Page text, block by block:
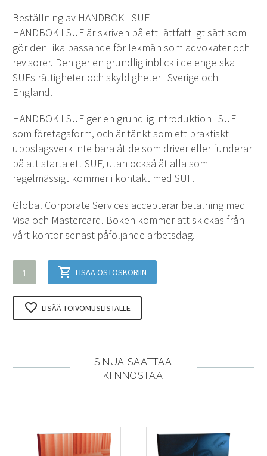
Beställning av HANDBOK I SUF
HANDBOK I SUF är skriven på ett lättfattligt sätt som
gör den lika passande för lekmän som advokater och
revisorer. Den ger en grundlig inblick i de engelska
SUFs rättigheter och skyldigheter i Sverige och
England.
HANDBOK I SUF ger en grundlig introduktion i SUF
som företagsform, och är tänkt som ett praktiskt
uppslagsverk inte bara åt de som driver eller funderar
på att starta ett SUF, utan också åt alla som
regelmässigt kommer i kontakt med SUF.
Global Corporate Services accepterar betalning med
Visa och Mastercard. Boken kommer att skickas från
vårt kontor senast påföljande arbetsdag.
HANDBOK
I
SUF
määrä
LISÄÄ OSTOSKORIIN
LISÄÄ TOIVOMUSLISTALLE
SINUA SAATTAA
KIINNOSTAA